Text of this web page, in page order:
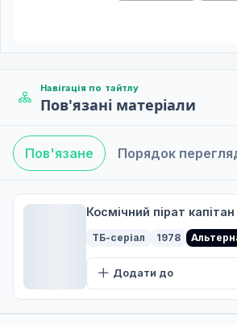
Навігація по тайтлу
Пов'язані матеріали
Пов'язане Порядок
Космічний пірат
ТБ-серіал 1978
Додати до